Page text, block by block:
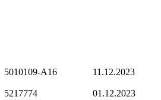
5010109-A16 11.12.2023
5217774
01.12.2023